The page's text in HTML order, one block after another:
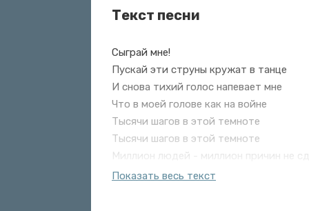
Текст песни
Сыграй мне!
Пускай эти струны кружат в танце
И снова тихий голос напевает мне
Что в моей голове как на войне
Тысячи шагов в этой темноте
Тысячи шагов в этой темноте
Миллион людей - миллион причин не
Миллион людей - миллион причин
Показать весь текст